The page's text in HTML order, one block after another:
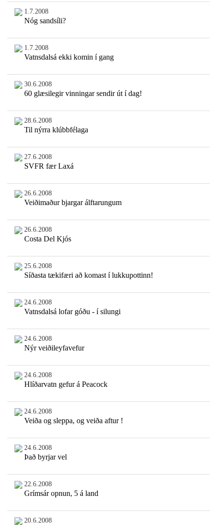
1.7.2008
Nóg sandsíli?
1.7.2008
Vatnsdalsá ekki komin í gang
30.6.2008
60 glæsilegir vinningar sendir út í dag!
28.6.2008
Til nýrra klúbbfélaga
27.6.2008
SVFR fær Laxá
26.6.2008
Veiðimaður bjargar álftarungum
26.6.2008
Costa Del Kjós
25.6.2008
Síðasta tækifæri að komast í lukkupottinn!
24.6.2008
Vatnsdalsá lofar góðu - í silungi
24.6.2008
Nýr veiðileyfavefur
24.6.2008
Hlíðarvatn gefur á Peacock
24.6.2008
Veiða og sleppa, og veiða aftur !
24.6.2008
Það byrjar vel
22.6.2008
Grímsár opnun, 5 á land
20.6.2008